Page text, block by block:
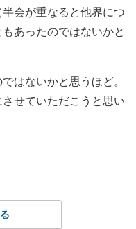
半会が重なると他界につ
あったのではないかと
はないかと思うほど。
せていただこうと思い